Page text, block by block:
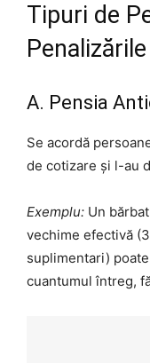
Tipuri de
A. Pensia
Se acordă
de cotizare și l-au
Exemplu: Un
vechime efectivă
suplimentari)
cuantumul întreg,